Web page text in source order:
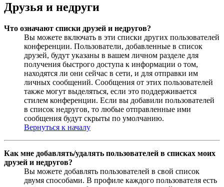
Друзья и недруги
Что означают списки друзей и недругов?
Вы можете включать в эти списки других пользователей
конференции. Пользователи, добавленные в список
друзей, будут указаны в вашем личном разделе для
получения быстрого доступа к информации о том,
находятся ли они сейчас в сети, и для отправки им
личных сообщений. Сообщения от этих пользователей
также могут выделяться, если это поддерживается
стилем конференции. Если вы добавили пользователей
в список недругов, то любые отправленные ими
сообщения будут скрыты по умолчанию.
Вернуться к началу
Как мне добавлять/удалять пользователей в списках моих
друзей и недругов?
Вы можете добавлять пользователей в свой список
двумя способами. В профиле каждого пользователя есть